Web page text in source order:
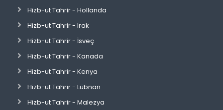
Hizb-ut Tahrir - Hollanda
Hizb-ut Tahrir - Irak
Hizb-ut Tahrir - İsveç
Hizb-ut Tahrir - Kanada
Hizb-ut Tahrir - Kenya
Hizb-ut Tahrir - Lübnan
Hizb-ut Tahrir - Malezya